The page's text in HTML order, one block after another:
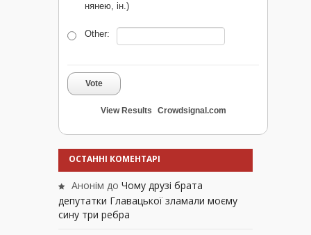
нянею, ін.)
Other:
Vote
View Results Crowdsignal.com
ОСТАННІ КОМЕНТАРІ
Анонім до Чому друзі брата
депутатки Главацької зламали моєму
сину три ребра